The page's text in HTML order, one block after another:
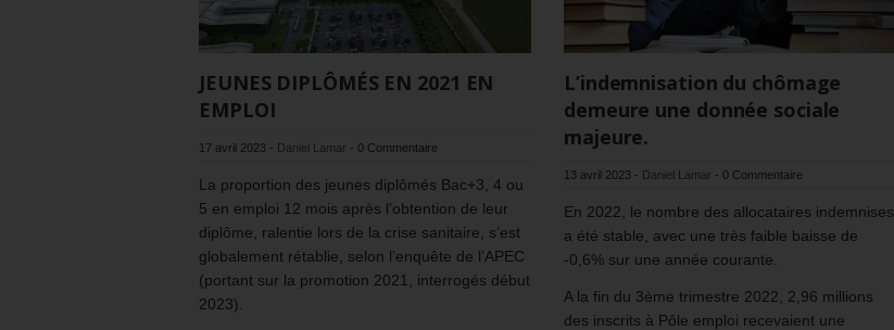
JEUNES DIPLÔMÉS EN 2021 EN
EMPLOI
17 avril 2023 - Daniel Lamar - 0 Commentaire
La proportion des jeunes diplômés Bac+3, 4 ou
5 en emploi 12 mois après l’obtention de leur
diplôme, ralentie lors de la crise sanitaire, s’est
globalement rétablie, selon l’enquête de l’APEC
(portant sur la promotion 2021, interrogés début
2023).
L’indemnisation du chômage
demeure une donnée sociale
majeure.
13 avril 2023 - Daniel Lamar - 0 Commentaire
En 2022, le nombre des allocataires indemnises
a été stable, avec une très faible baisse de
-0,6% sur une année courante.
A la fin du 3ème trimestre 2022, 2,96 millions
des inscrits à Pôle emploi recevaient une